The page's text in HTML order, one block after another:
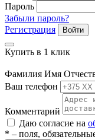
Пароль
Забыли пароль?
Регистрация
Войти
Купить в 1 клик
Фамилия Имя
Ваш телефон
Комментарий
Даю согласие на
* – поля,